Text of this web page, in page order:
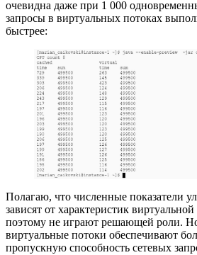
очевидна даже при 1 000
запросы в виртуальных потоках
быстрее:
Полагаю, что численные показатели
зависят от характеристик
поэтому не играют решающей роли.
виртуальные потоки обеспечивают
пропускную способность сетевых